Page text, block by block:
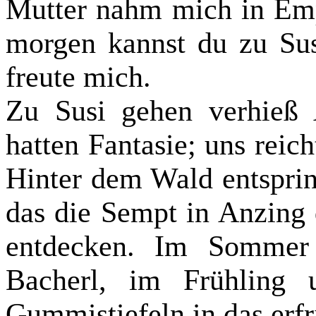
Mutter nahm mich in
morgen kannst du zu
freute mich.
Zu Susi gehen verhieß
hatten Fantasie; uns
Hinter dem Wald
das die Sempt in
entdecken. Im
Bacherl, im Frühling